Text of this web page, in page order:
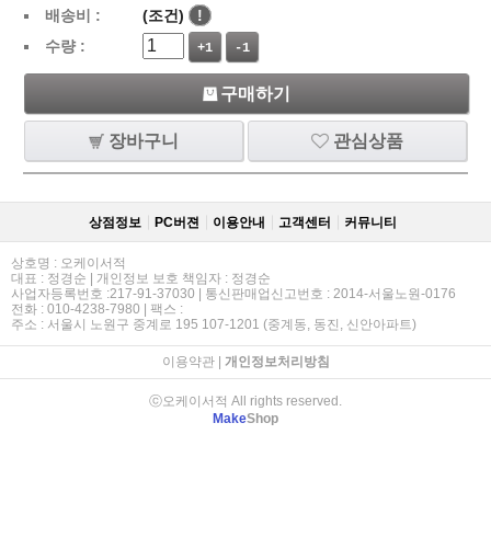
배송비 :
(조건)
!
수량 :
+1 -1
구매하기
장바구니 관심상품
상점정보 PC버젼 이용안내 고객센터 커뮤니티
상호명 : 오케이서적
대표 : 정경순 | 개인정보 보호 책임자 : 정경순
사업자등록번호 :217-91-37030 | 통신판매업신고번호 : 2014-서울노원-0176
전화 : 010-4238-7980 | 팩스 :
주소 : 서울시 노원구 중계로 195 107-1201 (중계동, 동진, 신안아파트)
이용약관| 개인정보처리방침
ⓒ오케이서적 All rights reserved.
MakeShop